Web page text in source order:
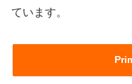
ています。